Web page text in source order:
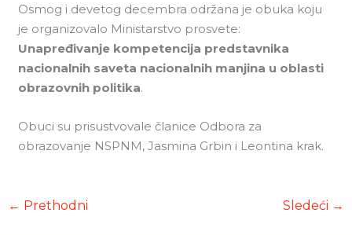
Osmog i devetog decembra održana je obuka koju
je organizovalo Ministarstvo prosvete:
Unapređivanje kompetencija predstavnika
nacionalnih saveta nacionalnih manjina u oblasti
obrazovnih politika.
Obuci su prisustvovale članice Odbora za
obrazovanje NSPNM, Jasmina Grbin i Leontina krak.
← Prethodni Sledeći →